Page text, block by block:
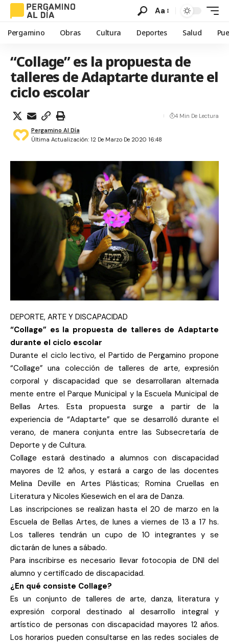
Aa
Pergamino Obras Cultura Deportes Salud
“Collage” es la propuesta de
talleres de Adaptarte durante el
ciclo escolar
Última Actualización: 12 De Marzo De 2020 16:48
Pergamino Al Día
4 Min De Lectura
DEPORTE, ARTE Y DISCAPACIDAD
“Collage” es la propuesta de talleres de Adaptarte
durante el ciclo escolar
Durante el ciclo lectivo, el Partido de Pergamino propone
“Collage” una colección de talleres de arte, expresión
corporal y discapacidad que se desarrollaran alternada
mente entre el Parque Municipal y la Escuela Municipal de
Bellas Artes. Esta propuesta surge a partir de la
experiencia de “Adaptarte” que se desarrolló durante el
verano, de manera conjunta entre las Subsecretaría de
Deporte y de Cultura.
Collage estará destinado a alumnos con discapacidad
mayores de 12 años, y estará a cargo de las docentes
Melina Deville en Artes Plásticas; Romina Cruellas en
Literatura y Nicoles Kiesewich en el ara de Danza.
Las inscripciones se realizan hasta el 20 de marzo en la
Escuela de Bellas Artes, de lunes a viernes de 13 a 17 hs.
Los talleres tendrán un cupo de 10 integrantes y se
dictarán de lunes a sábado.
Para inscribirse es necesario llevar fotocopia de DNI del
alumno y certificado de discapacidad.
¿En qué consiste Collage?
Es un conjunto de talleres de arte, danza, literatura y
expresión corporal destinado al desarrollo integral y
artístico de personas con discapacidad mayores 12 años.
Los horarios pueden consultarse en las redes sociales de